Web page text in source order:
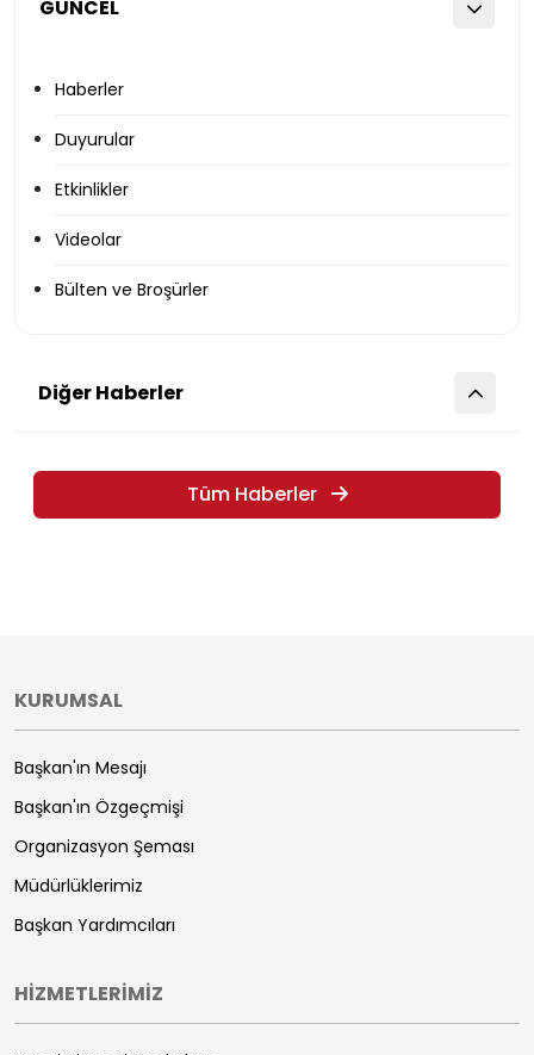
GÜNCEL
Haberler
Duyurular
Etkinlikler
Videolar
Bülten ve Broşürler
Diğer Haberler
Tüm Haberler
KURUMSAL
Başkan'ın Mesajı
Başkan'ın Özgeçmişi
Organizasyon Şeması
Müdürlüklerimiz
Başkan Yardımcıları
HİZMETLERİMİZ